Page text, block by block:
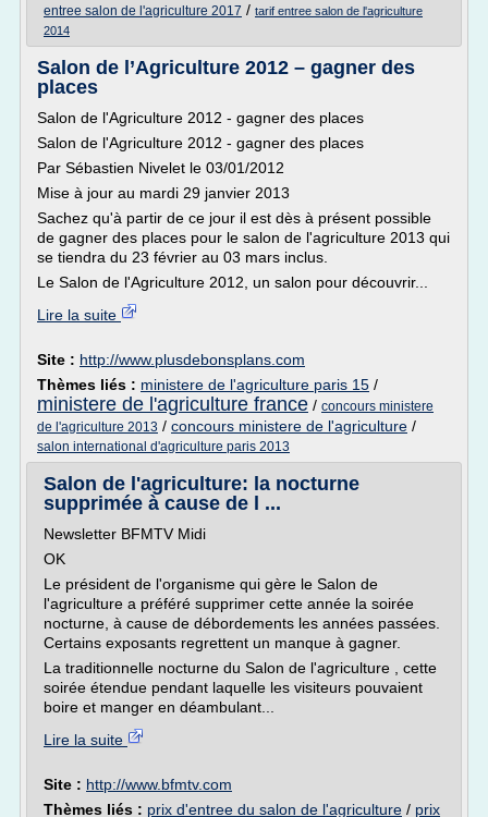
entree salon de l'agriculture 2017 / tarif entree salon de l'agriculture
2014
Salon de l’Agriculture 2012 – gagner des
places
Salon de l'Agriculture 2012 - gagner des places
Salon de l'Agriculture 2012 - gagner des places
Par Sébastien Nivelet le 03/01/2012
Mise à jour au mardi 29 janvier 2013
Sachez qu'à partir de ce jour il est dès à présent possible
de gagner des places pour le salon de l'agriculture 2013 qui
se tiendra du 23 février au 03 mars inclus.
Le Salon de l'Agriculture 2012, un salon pour découvrir...
Lire la suite
Site : http://www.plusdebonsplans.com
Thèmes liés : ministere de l'agriculture paris 15 /
ministere de l'agriculture france / concours ministere
de l'agriculture 2013 / concours ministere de l'agriculture /
salon international d'agriculture paris 2013
Salon de l'agriculture: la nocturne
supprimée à cause de l ...
Newsletter BFMTV Midi
OK
Le président de l'organisme qui gère le Salon de
l'agriculture a préféré supprimer cette année la soirée
nocturne, à cause de débordements les années passées.
Certains exposants regrettent un manque à gagner.
La traditionnelle nocturne du Salon de l'agriculture , cette
soirée étendue pendant laquelle les visiteurs pouvaient
boire et manger en déambulant...
Lire la suite
Site : http://www.bfmtv.com
Thèmes liés : prix d'entree du salon de l'agriculture / prix